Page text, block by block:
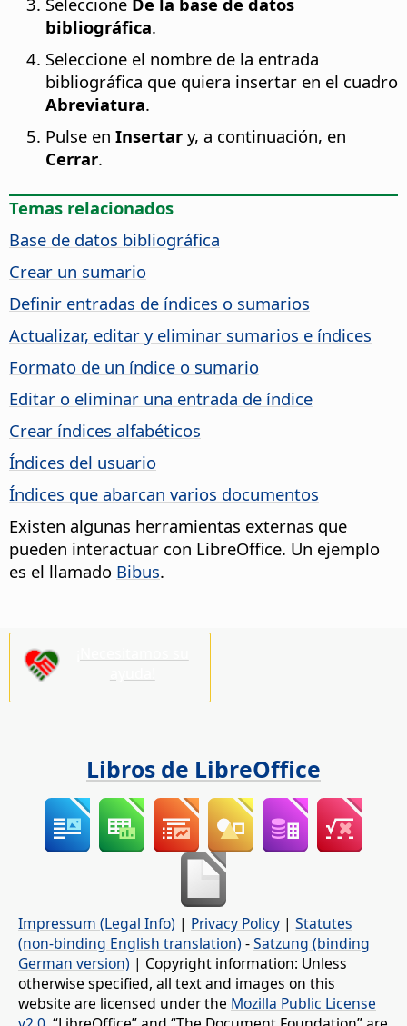
bibliográfica.
Seleccione el nombre de la entrada
bibliográfica que quiera insertar en el cuadro
Abreviatura.
Pulse en Insertar y, a continuación, en
Cerrar.
Temas relacionados
Base de datos bibliográfica
Crear un sumario
Definir entradas de índices o sumarios
Actualizar, editar y eliminar sumarios e índices
Formato de un índice o sumario
Editar o eliminar una entrada de índice
Crear índices alfabéticos
Índices del usuario
Índices que abarcan varios documentos
Existen algunas herramientas externas que
pueden interactuar con LibreOffice. Un ejemplo
es el llamado Bibus.
Libros de LibreOffice
Impressum (Legal Info) | Privacy Policy | Statutes
(non-binding English translation) -Satzung (binding
German version) | Copyright information: Unless
otherwise specified, all text and images on this
website are licensed under the Mozilla Public License